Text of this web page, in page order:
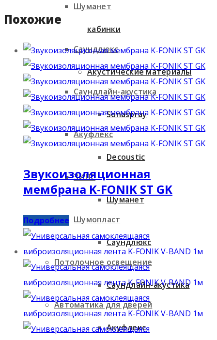
Шуманет
Саундлюкс
Саундлайн-акустика
Акуфлекс
ЗИПС
Шумопласт
Потолочное освещение
Автоматика для дверей
кабинки
Акустические материалы
Sonaspray
Decoustic
Шуманет
Саундлюкс
Саундлайн-акустика
Акуфлекс
Похожие
Звукоизоляционная
мембрана K-FONIK ST GK
Подробнее